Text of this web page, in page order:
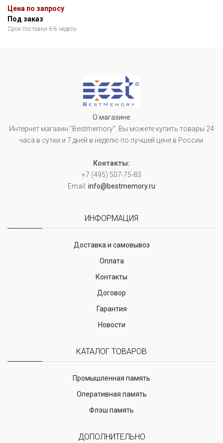
Цена по запросу
Под заказ
Срок поставки 6-8 недель
О магазине
Интернет магазин "Bestmemory". Вы можете купить товары 24
часа в сутки и 7 дней в неделю по лучшей цене в России.
Контакты:
+7 (495) 507-75-83
Email: info@bestmemory.ru
ИНФОРМАЦИЯ
Доставка и самовывоз
Оплата
Контакты
Договор
Гарантия
Новости
КАТАЛОГ ТОВАРОВ
Промышленная память
Оперативная память
Флэш память
ДОПОЛНИТЕЛЬНО